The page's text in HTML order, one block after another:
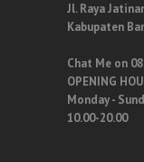
Jl. Raya
Kabupaten
Chat Me on
OPENING
Monday -
10.00-20.00